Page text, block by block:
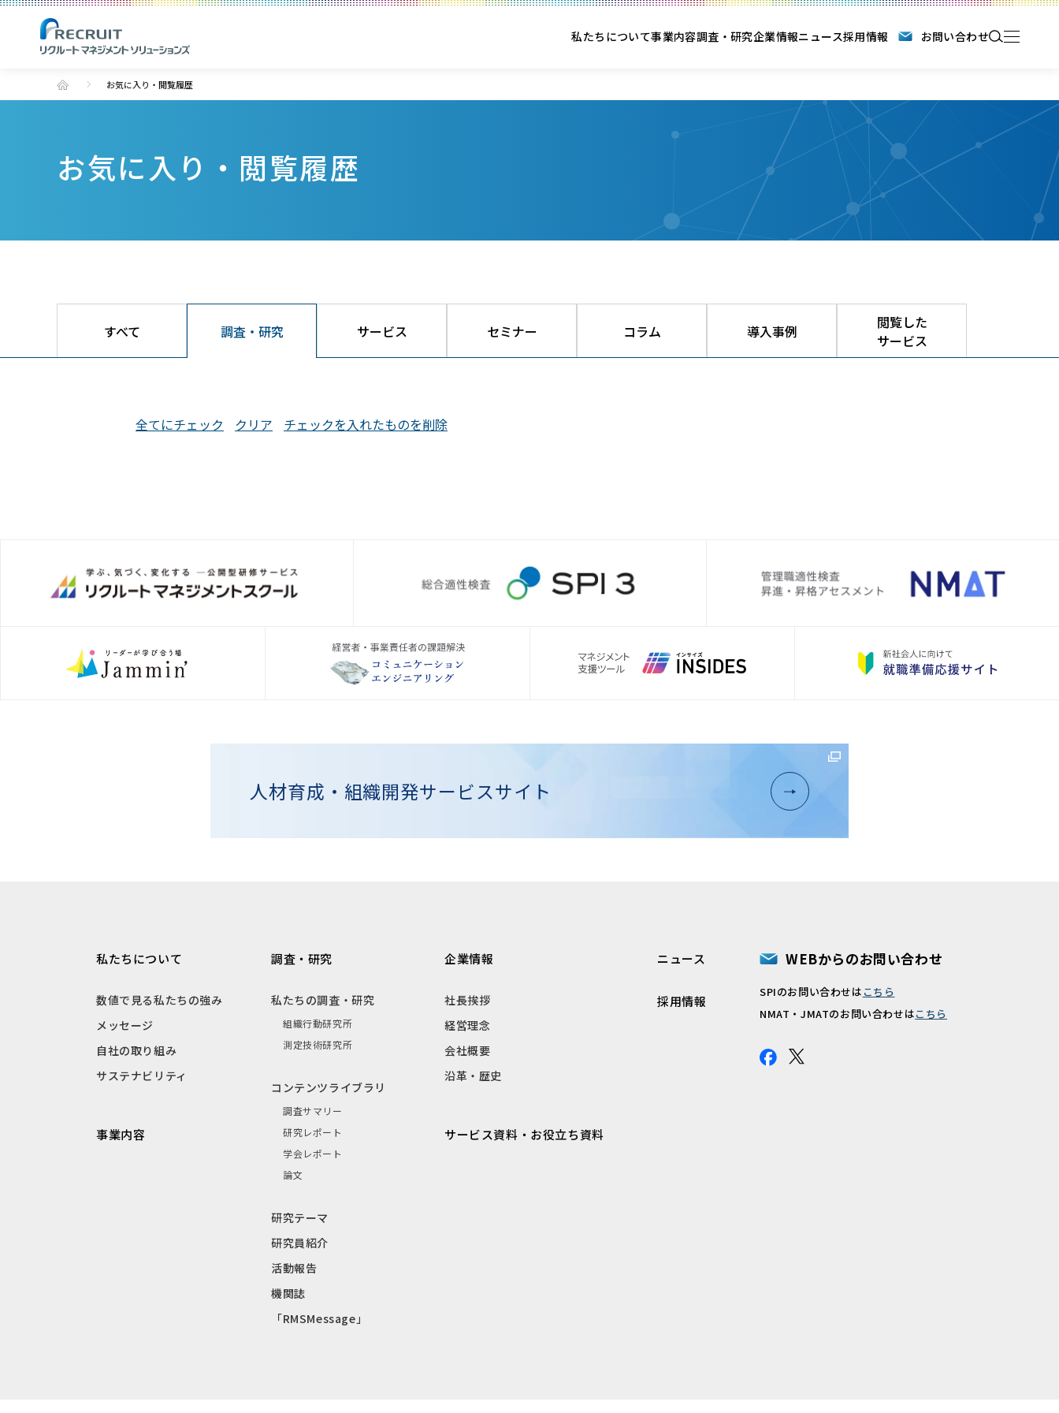
私たちについて事業内容調査・研究企業情報ニュース採用情報 お問い合わせ
お気に入り・閲覧履歴
お気に入り・閲覧履歴
すべて 調査・研究 サービス セミナー コラム 導入事例
閲覧した
サービス
全てにチェック クリア チェックを入れたものを削除
人材育成・組織開発サービスサイト
私たちについて
数値で見る私たちの強み
メッセージ
自社の取り組み
サステナビリティ
事業内容
調査・研究
私たちの調査・研究
組織行動研究所
測定技術研究所
コンテンツライブラリ
調査サマリー
研究レポート
学会レポート
論文
研究テーマ
研究員紹介
活動報告
機関誌
「RMSMessage」
企業情報
社長挨拶
経営理念
会社概要
沿革・歴史
サービス資料・お役立ち資料
ニュース
採用情報
WEBからのお問い合わせ
SPIのお問い合わせは こちら
NMAT・JMATのお問い合わせはこちら